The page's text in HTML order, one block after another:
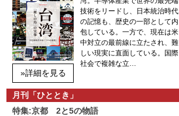
»詳細を見る
技術をリードし、日本統治時代
の記憶も、歴史の一部として内
包している。一方で、現在は米
中対立の最前線に立たされ、難
しい現実に直面している。国際
社会で複雑な立…
月刊「ひととき」
特集:京都 2と5の物語